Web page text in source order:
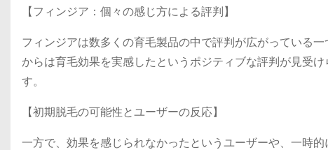
【フィンジア：個々の感じ方による評判】
フィンジアは数多くの育毛製品の中で評判が広がっている
からは育毛効果を実感したというポジティブな評判が見受
す。
【初期脱毛の可能性とユーザーの反応】
一方で、効果を感じられなかったというユーザーや、一時